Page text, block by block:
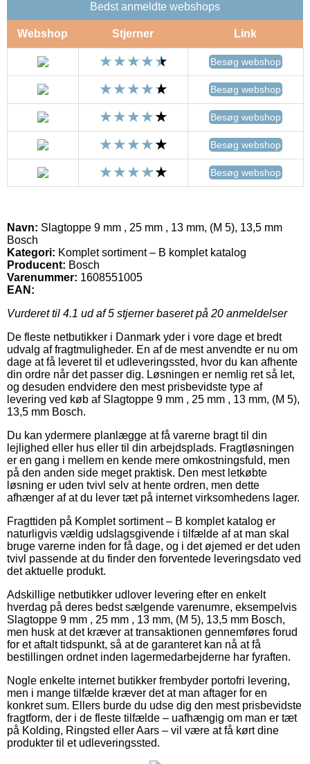
Bedst anmeldte webshops
Webshop Stjerner Link
Besøg webshop
Besøg webshop
Besøg webshop
Besøg webshop
Besøg webshop
Navn: Slagtoppe 9 mm , 25 mm , 13 mm, (M 5), 13,5 mm
Bosch
Kategori: Komplet sortiment – B komplet katalog
Producent: Bosch
Varenummer: 1608551005
EAN:
Vurderet til 4.1 ud af 5 stjerner baseret på 20 anmeldelser
De fleste netbutikker i Danmark yder i vore dage et bredt
udvalg af fragtmuligheder. En af de mest anvendte er nu om
dage at få leveret til et udleveringssted, hvor du kan afhente
din ordre når det passer dig. Løsningen er nemlig ret så let,
og desuden endvidere den mest prisbevidste type af
levering ved køb af Slagtoppe 9 mm , 25 mm , 13 mm, (M 5),
13,5 mm Bosch.
Du kan ydermere planlægge at få varerne bragt til din
lejlighed eller hus eller til din arbejdsplads. Fragtløsningen
er en gang i mellem en kende mere omkostningsfuld, men
på den anden side meget praktisk. Den mest letkøbte
løsning er uden tvivl selv at hente ordren, men dette
afhænger af at du lever tæt på internet virksomhedens lager.
Fragttiden på Komplet sortiment – B komplet katalog er
naturligvis vældig udslagsgivende i tilfælde af at man skal
bruge varerne inden for få dage, og i det øjemed er det uden
tvivl passende at du finder den forventede leveringsdato ved
det aktuelle produkt.
Adskillige netbutikker udlover levering efter en enkelt
hverdag på deres bedst sælgende varenumre, eksempelvis
Slagtoppe 9 mm , 25 mm , 13 mm, (M 5), 13,5 mm Bosch,
men husk at det kræver at transaktionen gennemføres forud
for et aftalt tidspunkt, så at de garanteret kan nå at få
bestillingen ordnet inden lagermedarbejderne har fyraften.
Nogle enkelte internet butikker frembyder portofri levering,
men i mange tilfælde kræver det at man aftager for en
konkret sum. Ellers burde du udse dig den mest prisbevidste
fragtform, der i de fleste tilfælde – uafhængig om man er tæt
på Kolding, Ringsted eller Aars – vil være at få kørt dine
produkter til et udleveringssted.